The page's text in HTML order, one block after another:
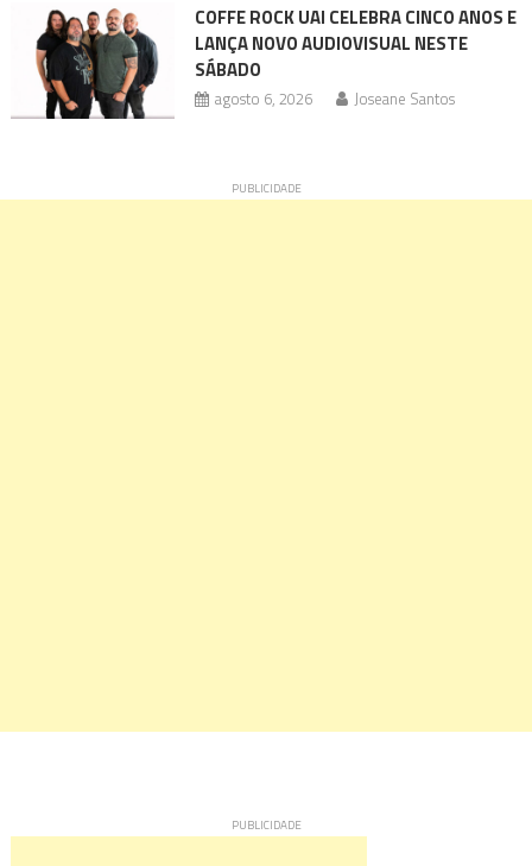
COFFE ROCK UAI CELEBRA CINCO ANOS E
LANÇA NOVO AUDIOVISUAL NESTE
SÁBADO
agosto 6, 2026 Joseane Santos